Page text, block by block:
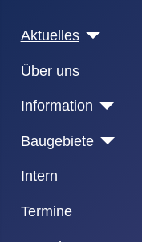
Aktuelles
Über uns
Information
Baugebiete
Intern
Termine